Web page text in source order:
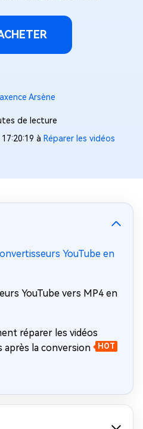
Arsène
de lecture
à Réparer les vidéos
YouTube en
YouTube vers MP4 en
réparer les vidéos
après la conversion
HOT